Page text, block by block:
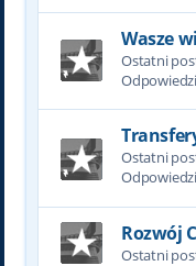
Wasze
Ostatni
Ostatni
Rozwój
Ostatni